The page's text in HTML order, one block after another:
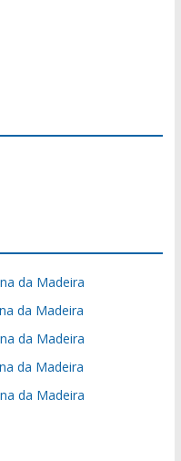
da Madeira
da Madeira
da Madeira
da Madeira
da Madeira